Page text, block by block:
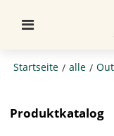
Startseite / alle /
Produktkatalog